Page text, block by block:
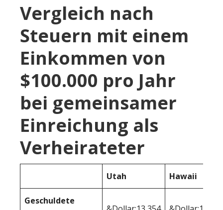
Vergleich nach
Steuern mit einem
Einkommen von
$100.000 pro Jahr
bei gemeinsamer
Einreichung als
Verheirateter
Utah Hawaii
Geschuldete